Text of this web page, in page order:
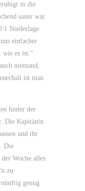
in die
sauer war
Niederlage
einfacher
wie es ist.“
niemand,
ist man
hinter der
Die Kapitänin
und ihr
Die
Woche alles
zu
genug